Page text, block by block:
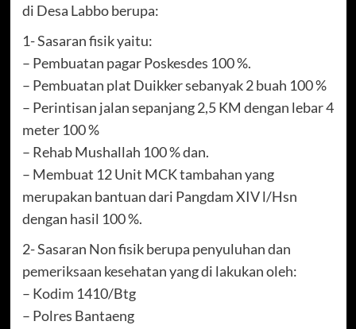
di Desa Labbo berupa:
1- Sasaran fisik yaitu:
– Pembuatan pagar Poskesdes 100 %.
– Pembuatan plat Duikker sebanyak 2 buah 100 %
– Perintisan jalan sepanjang 2,5 KM dengan lebar 4
meter 100 %
– Rehab Mushallah 100 % dan.
– Membuat 12 Unit MCK tambahan yang
merupakan bantuan dari Pangdam XIV l/Hsn
dengan hasil 100 %.
2- Sasaran Non fisik berupa penyuluhan dan
pemeriksaan kesehatan yang di lakukan oleh:
– Kodim 1410/Btg
– Polres Bantaeng